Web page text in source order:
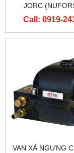
JORC
Call: 0919-
VAN XẢ NGƯNG